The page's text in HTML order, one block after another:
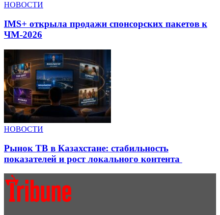
НОВОСТИ
IMS+ открыла продажи спонсорских пакетов к
ЧМ-2026
НОВОСТИ
Рынок ТВ в Казахстане: стабильность
показателей и рост локального контента